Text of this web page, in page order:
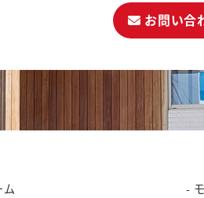
お問い合
ム